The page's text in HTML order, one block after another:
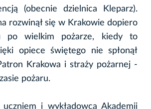
(obecnie dzielnica Kleparz).
rozwinął się w Krakowie dopiero
po wielkim pożarze, kiedy to
opiece świętego nie spłonął
Krakowa i straży pożarnej -
pożaru.
i wykładowcą Akademii